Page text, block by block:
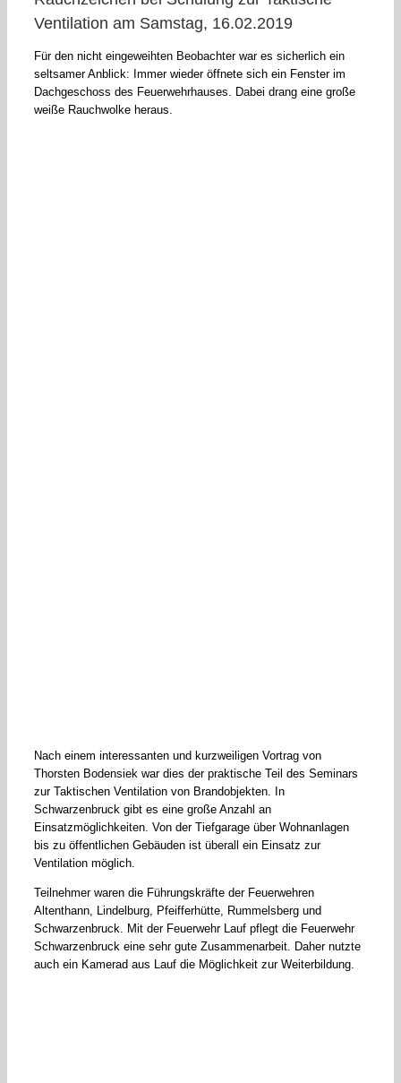
Ventilation am Samstag, 16.02.2019
Für den nicht eingeweihten Beobachter war es sicherlich ein
seltsamer Anblick: Immer wieder öffnete sich ein Fenster im
Dachgeschoss des Feuerwehrhauses. Dabei drang eine große
weiße Rauchwolke heraus.
Nach einem interessanten und kurzweiligen Vortrag von
Thorsten Bodensiek war dies der praktische Teil des Seminars
zur Taktischen Ventilation von Brandobjekten. In
Schwarzenbruck gibt es eine große Anzahl an
Einsatzmöglichkeiten. Von der Tiefgarage über Wohnanlagen
bis zu öffentlichen Gebäuden ist überall ein Einsatz zur
Ventilation möglich.
Teilnehmer waren die Führungskräfte der Feuerwehren
Altenthann, Lindelburg, Pfeifferhütte, Rummelsberg und
Schwarzenbruck. Mit der Feuerwehr Lauf pflegt die Feuerwehr
Schwarzenbruck eine sehr gute Zusammenarbeit. Daher nutzte
auch ein Kamerad aus Lauf die Möglichkeit zur Weiterbildung.